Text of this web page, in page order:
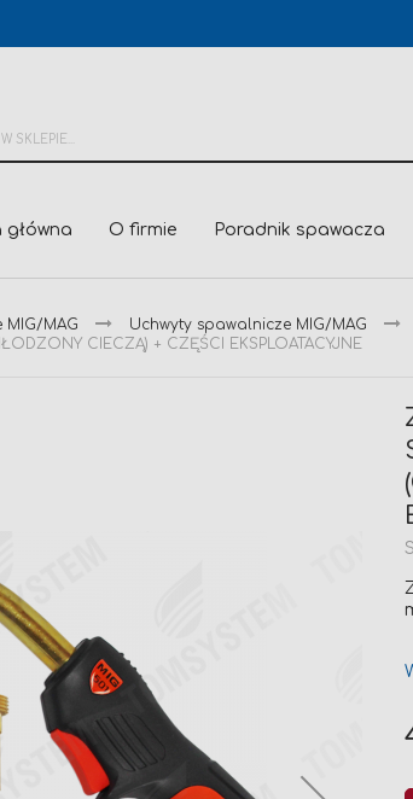
główna O firmie Poradnik spawacza
MAG
Uchwyty spawalnicze MIG/MAG
CIECZĄ) + CZĘŚCI EKSPLOATACYJNE